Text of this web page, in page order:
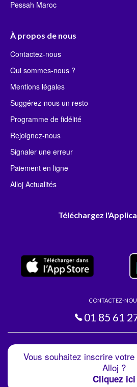
Pessah Maroc
À propos de nous
Contactez-nous
Qui sommes-nous ?
Mentions légales
Suggérez-nous un resto
Programme de fidélité
Rejoignez-nous
Signaler une erreur
Paiement en ligne
Alloj Actualités
Téléchargez
CONTACTEZ-
01 85 61
Vous souhaitez inscrire
Alloj ?
Cliquez ici